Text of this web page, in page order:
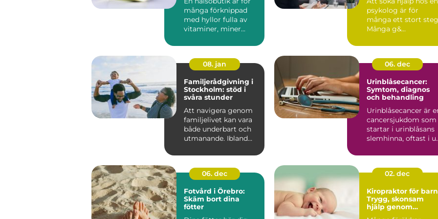
många förknippad
med hyllor fulla av
vitaminer, miner...
psykolog är för
många ett stort
Många g&...
08. jan
Familjerådgivning i
Stockholm: stöd i
svåra stunder
Att navigera genom
familjelivet kan vara
både underbart och
utmanande. Ibland
06. dec
Urinblåsecancer:
Symtom, diagnos
och behandling
Urinblåsecancer är
cancersjukdom som
startar i urinblåsans
slemhinna, oftast i
06. dec
Fotvård i Örebro:
Skäm bort dina
fötter
02. dec
Kiropraktor för
Trygg, skonsam
hjälp genom